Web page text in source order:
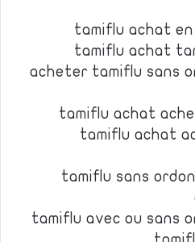
tamiflu achat
tamiflu achat
acheter tamiflu sans
tamiflu achat
tamiflu achat
tamiflu sans
tamiflu avec ou sans